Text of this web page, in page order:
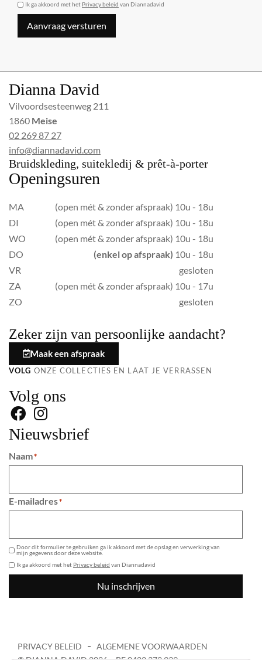
Ik ga akkoord met het Privacy beleid van Diannadavid
Aanvraag versturen
Dianna David
Vilvoordsesteenweg 211
1860 Meise
02 269 87 27
info@diannadavid.com
Bruidskleding, suitekledij & prêt-à-porter
Openingsuren
MA
(open mét & zonder afspraak) 10u - 18u
DI
(open mét & zonder afspraak) 10u - 18u
WO
(open mét & zonder afspraak) 10u - 18u
DO
(enkel op afspraak) 10u - 18u
VR
gesloten
ZA
(open mét & zonder afspraak) 10u - 17u
ZO
gesloten
Zeker zijn van persoonlijke aandacht?
Maak een afspraak
VOLG ONZE COLLECTIES EN LAAT JE VERRASSEN
Volg ons
Nieuwsbrief
Naam*
E-mailadres*
Door dit formulier te gebruiken ga ik akkoord met de opslag en verwerking van
mijn gegevens door deze website.
Ik ga akkoord met het Privacy beleid van Diannadavid
Nu inschrijven
PRIVACY BELEID
ALGEMENE VOORWAARDEN